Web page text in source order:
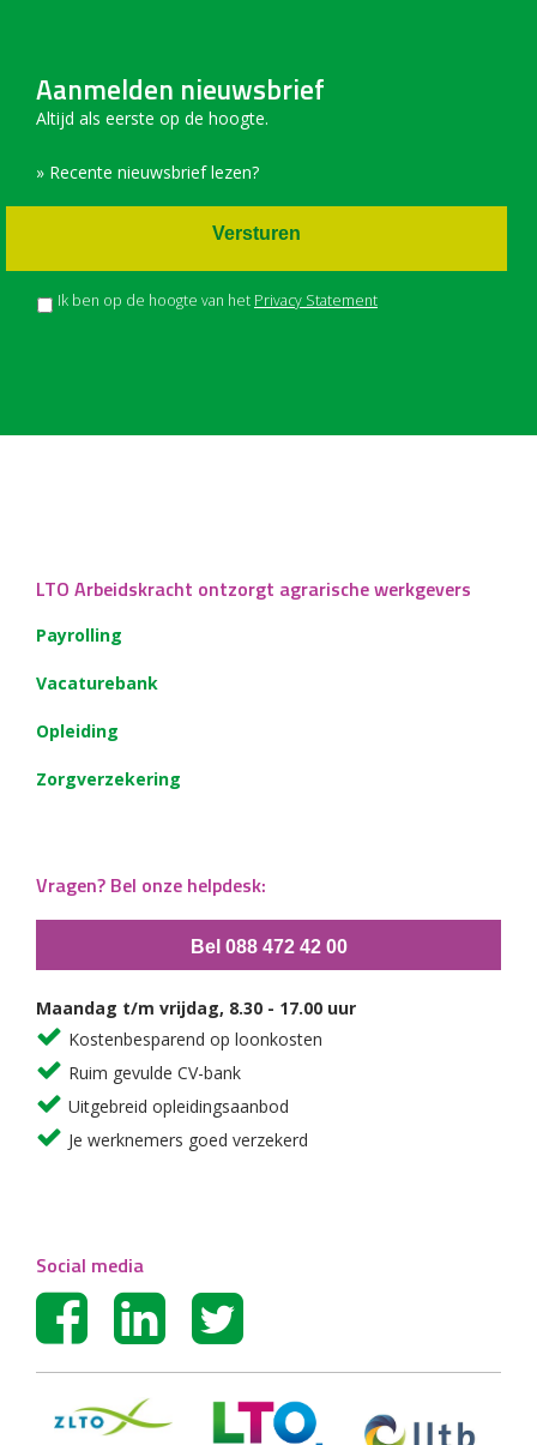
Aanmelden nieuwsbrief
Altijd als eerste op de hoogte.
» Recente nieuwsbrief lezen?
Ik ben op de hoogte van het Privacy Statement
Versturen
LTO Arbeidskracht ontzorgt agrarische werkgevers
Payrolling
Vacaturebank
Opleiding
Zorgverzekering
Vragen? Bel onze helpdesk:
Bel 088 472 42 00
Maandag t/m vrijdag, 8.30 - 17.00 uur
Kostenbesparend op loonkosten
Ruim gevulde CV-bank
Uitgebreid opleidingsaanbod
Je werknemers goed verzekerd
Social media